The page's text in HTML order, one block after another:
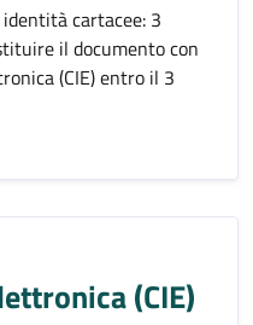
cartacee: 3
il documento con
(CIE) entro il 3
(CIE)